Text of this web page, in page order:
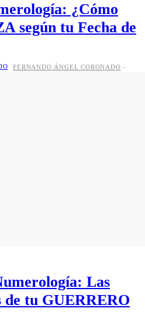
¿Cómo
según tu Fecha de
FERNANDO ÁNGEL CORONADO -
Las
tu GUERRERO